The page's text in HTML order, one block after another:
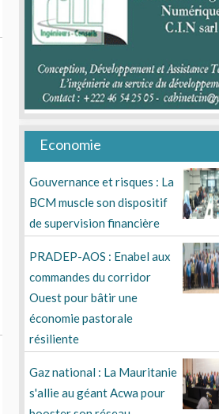
Economie
Gouvernance et risques : La
BCM muscle son dispositif
de supervision financière
PRADEP-AOS : Enabel aux
commandes du corridor
Ouest pour bâtir une
économie pastorale
résiliente
Gaz national : La Mauritanie
s'allie au géant Acwa pour